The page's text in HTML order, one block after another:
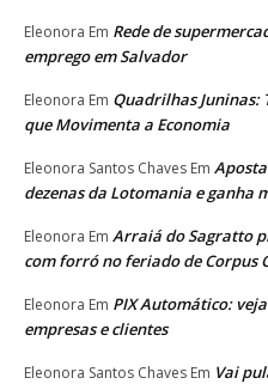
Eleonora Em Rede de
emprego em Salvador
Eleonora Em Quadrilhas Juninas:
que Movimenta a Economia
Eleonora Santos Chaves Em
dezenas da Lotomania e ganha
Eleonora Em Arraiá do Sagratto
com forró no feriado de Corpus
Eleonora Em PIX Automático:
empresas e clientes
Eleonora Santos Chaves Em Vai